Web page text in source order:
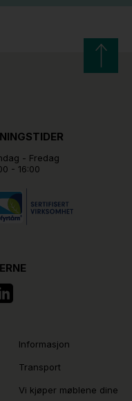
- Fredag
- 16:00
Informasjon
Transport
Vi kjøper møblene dine